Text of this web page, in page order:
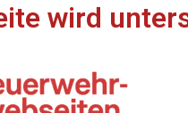
wird